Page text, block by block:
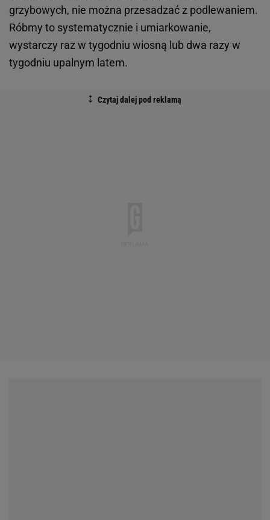
grzybowych, nie można przesadzać z podlewaniem.
Róbmy to systematycznie i umiarkowanie,
wystarczy raz w tygodniu wiosną lub dwa razy w
tygodniu upalnym latem.